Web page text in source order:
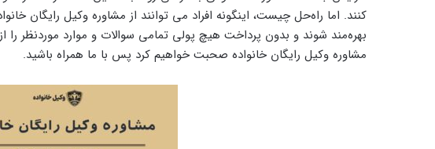
کنند. اما راه‌حل چیست، اینگونه افراد می ‌توانند از مشاوره وکیل رایگان
بهره‌مند شوند و بدون پرداخت هیچ پولی تمامی سوالات و موارد موردنظر را
مشاوره وکیل رایگان خانواده صحبت خواهیم کرد پس با ما همراه باشید.